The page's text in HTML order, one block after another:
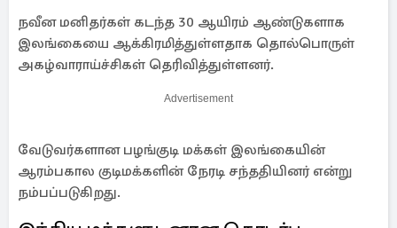
நவீன மனிதர்கள் கடந்த 30 ஆயிரம் ஆண்டுகளாக
இலங்கையை ஆக்கிரமித்துள்ளதாக தொல்பொருள்
அகழ்வாராய்ச்சிகள் தெரிவித்துள்ளனர்.
Advertisement
வேடுவர்களான பழங்குடி மக்கள் இலங்கையின்
ஆரம்பகால குடிமக்களின் நேரடி சந்ததியினர் என்று
நம்பப்படுகிறது.